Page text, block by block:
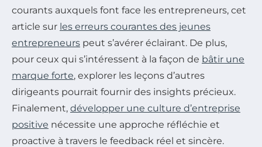
courants auxquels font face les entrepreneurs, cet
article sur les erreurs courantes des jeunes
entrepreneurs peut s’avérer éclairant. De plus,
pour ceux qui s’intéressent à la façon de bâtir une
marque forte, explorer les leçons d’autres
dirigeants pourrait fournir des insights précieux.
Finalement, développer une culture d’entreprise
positive nécessite une approche réfléchie et
proactive à travers le feedback réel et sincère.